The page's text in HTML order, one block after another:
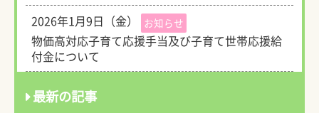
2026年1月9日（金）
お知らせ
物価高対応子育て応援手当及び子育て世帯応援給
付金について
最新の記事